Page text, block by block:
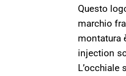
Questo
marchio
montatura
injection